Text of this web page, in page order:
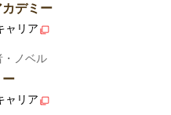
デミー
ャリア
・ノベル
ャリア